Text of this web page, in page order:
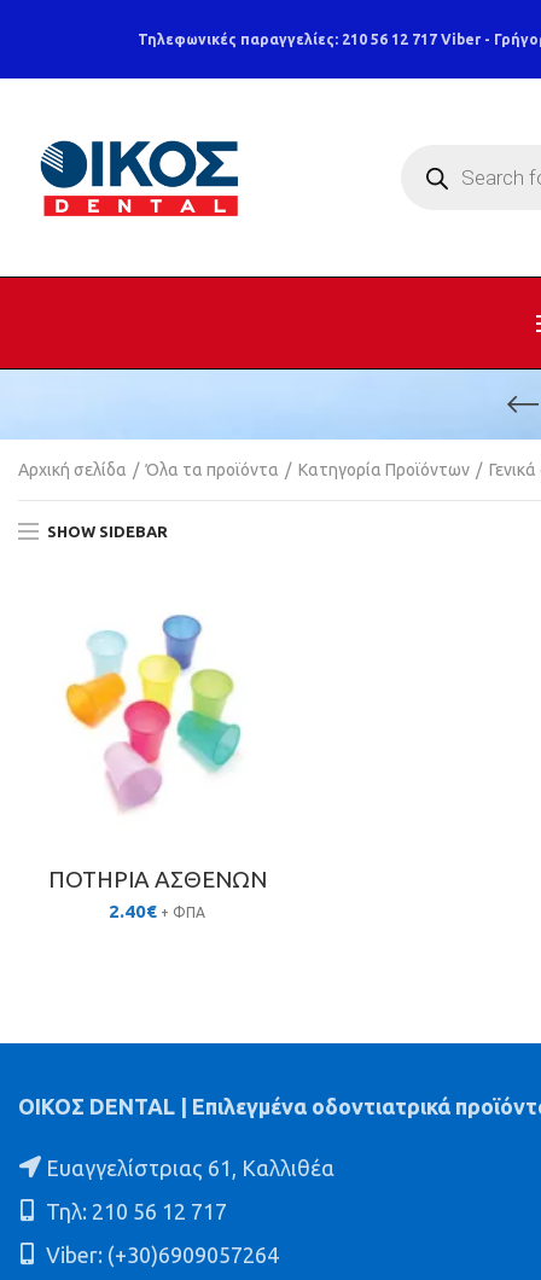
Τηλεφωνικές παραγγελίες: 210 56 12 717 Viber -
search
Αρχική σελίδα Όλα τα προϊόντα Κατηγορία Προϊόντων
SHOW SIDEBAR
ΠΟΤΗΡΙΑ ΑΣΘΕΝΩΝ
2.40€ + ΦΠΑ
ΟΙΚΟΣ DENTAL | Επιλεγμένα οδοντιατρικά
Ευαγγελίστριας 61, Καλλιθέα
Τηλ: 210 56 12 717
Viber: (+30)6909057264